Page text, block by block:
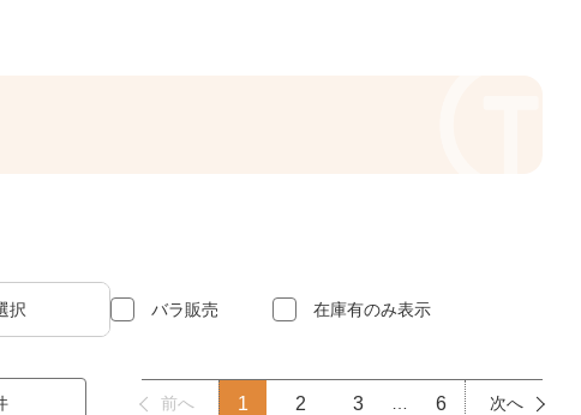
バラ販売 在庫有のみ表示
前へ 1 2 3 6 次へ